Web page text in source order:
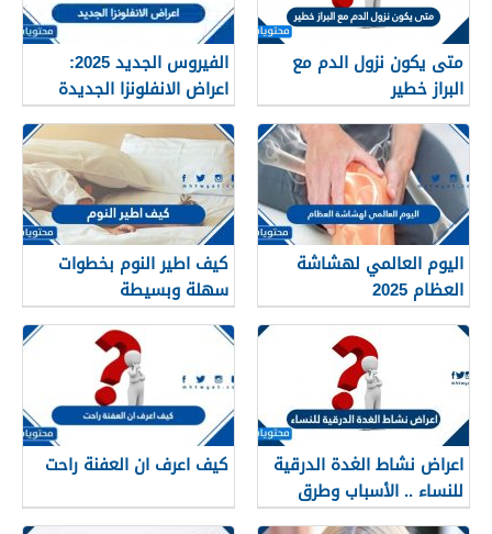
متى يكون نزول الدم مع
البراز خطير
الفيروس الجديد 2025:
اعراض الانفلونزا الجديدة
وطرق العلاج
اليوم العالمي لهشاشة
العظام 2025
كيف اطير النوم بخطوات
سهلة وبسيطة
اعراض نشاط الغدة الدرقية
للنساء .. الأسباب وطرق
العلاج
كيف اعرف ان العفنة راحت